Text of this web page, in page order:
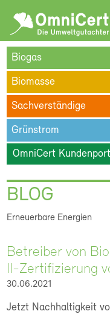
ÜBER UNS BLOG
KONTAKT
Biogas
Biomasse
Sachverständige
Grünstrom
OmniCert
BLOG
Erneuerbare Energien
Betreiber von
II-Zertifizierung
30.06.2021
Jetzt Nachhaltigkeit